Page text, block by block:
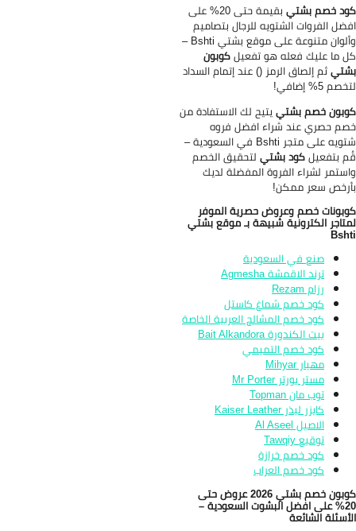
خصم بشتي
بقيمة حتى 20% على
الفروات الشتويه للرجال بتصاميم
وألوان متنوعة على موقع بشتي Bshti –
ما عليك فعله هو تفعيلكوبون
ثم إلصاق الرمز () عند إتمام السداد
5% إضافي!
خصم بشتييتيح لك الاستفادة من
حصري عند شراء افضل فروه
شتويه على متجر Bshti في السعودية –
بتفعيلكود بشتيلتحقيق الخصم
لشراء الفروة المفضلة لديك
سعر ممكن!
خصم وعروض حصرية الموفر
الكترونية شبيهة بـ موقع بشتي
صنع في السعودية
ترند الاقمشة Agmesha
رزام Rezam
كود خصم شماغ كاستل
كود خصم المشالح العربية الخاصة
بيت الكندورة Bait Alkandora
كود خصم التميمي
مهيار Mihyar
مستر بورتر Mr Porter
توب مان Topman
كايزر ليذر Kaiser Leather
الاصيل Al Aseel
توقيع Tawqiy
كود خصم خرازة
كود خصم العراب
كوبون خصم بشتي 2026 عروض حتى
20% على افضل البشوت السعودية –
الشائعة